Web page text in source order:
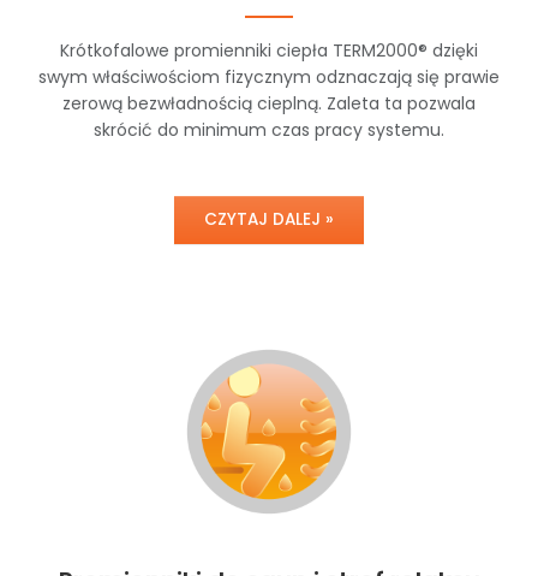
Krótkofalowe promienniki ciepła TERM2000® dzięki
swym właściwościom fizycznym odznaczają się prawie
zerową bezwładnością cieplną. Zaleta ta pozwala
skrócić do minimum czas pracy systemu.
CZYTAJ DALEJ »